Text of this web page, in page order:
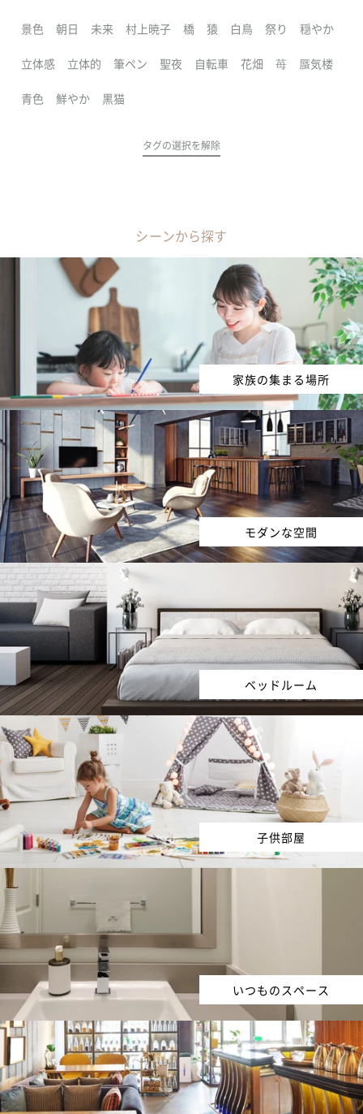
景色 朝日 未来 村上暁子 橋 猿 白鳥 祭り 穏やか
立体感 立体的 筆ペン 聖夜 自転車 花畑 苺 蜃気楼
青色 鮮やか 黒猫
タグの選択を解除
シーンから探す
家族の集まる場所
モダンな空間
ベッドルーム
子供部屋
いつものスペース